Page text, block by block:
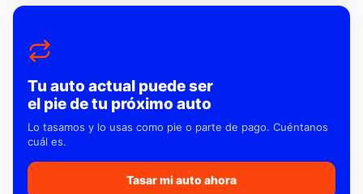
Tu auto actual puede ser
el pie de tu próximo auto
Lo tasamos y lo usas como pie o parte de pago. Cuéntanos